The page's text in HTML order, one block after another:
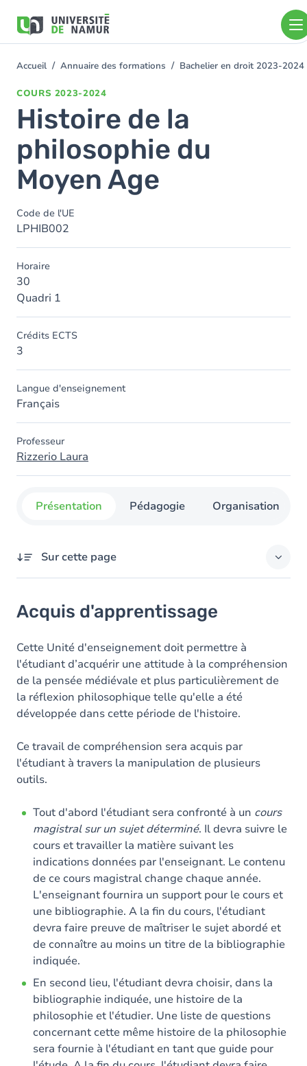
contenu
You
Accueil Annuaire des formations Bachelier en droit 2023-2024
COURS 2023-2024
Histoire de la
philosophie du
Moyen Age
Code de l'UE
LPHIB002
Horaire
30
Quadri 1
Crédits ECTS
3
Langue d'enseignement
Français
Professeur
Rizzerio Laura
Présentation Pédagogie Organisation
Sur cette page
Objectifs
Contenu
Exercices
Acquis d'apprentissage
Cette Unité d'enseignement doit permettre à
l'étudiant d’acquérir une attitude à la compréhension
de la pensée médiévale et plus particulièrement de
la réflexion philosophique telle qu'elle a été
développée dans cette période de l'histoire.
Ce travail de compréhension sera acquis par
l'étudiant à travers la manipulation de plusieurs
outils.
Tout d'abord l'étudiant sera confronté à un cours
magistral sur un sujet déterminé. Il devra suivre le
cours et travailler la matière suivant les
indications données par l'enseignant. Le contenu
de ce cours magistral change chaque année.
L'enseignant fournira un support pour le cours et
une bibliographie. A la fin du cours, l'étudiant
devra faire preuve de maîtriser le sujet abordé et
de connaître au moins un titre de la bibliographie
indiquée.
En second lieu, l'étudiant devra choisir, dans la
bibliographie indiquée, une histoire de la
philosophie et l'étudier. Une liste de questions
concernant cette même histoire de la philosophie
sera fournie à l'étudiant en tant que guide pour